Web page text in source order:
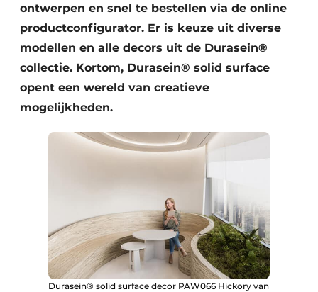
ontwerpen en snel te bestellen via de online
productconfigurator. Er is keuze uit diverse
modellen en alle decors uit de Durasein®
collectie. Kortom, Durasein® solid surface
opent een wereld van creatieve
mogelijkheden.
Durasein® solid surface decor PAW066 Hickory van